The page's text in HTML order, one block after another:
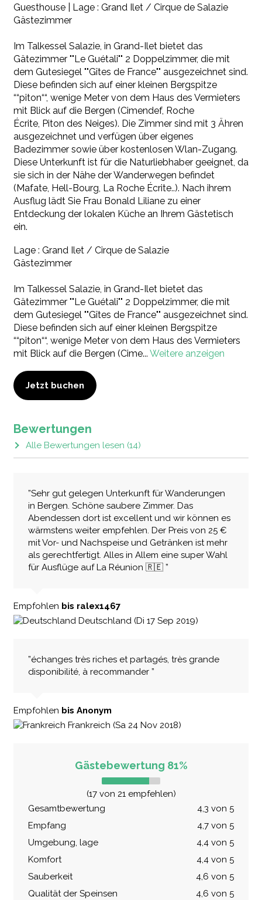
Guesthouse
Lage : Grand Ilet / Cirque de Salazie
Gästezimmer
Im Talkessel Salazie, in Grand-Ilet bietet das
Gätezimmer ""Le Guétali"" 2 Doppelzimmer, die mit
dem Gutesiegel ""Gîtes de France"" ausgezeichnet sind.
Diese befinden sich auf einer kleinen Bergspitze
““piton““, wenige Meter von dem Haus des Vermieters
mit Blick auf die Bergen (Cimendef, Roche
Écrite, Piton des Neiges). Die Zimmer sind mit 3 Ähren
ausgezeichnet und verfügen über eigenes
Badezimmer sowie über kostenlosen Wlan-Zugang.
Diese Unterkunft ist für die Naturliebhaber geeignet, da
sie sich in der Nähe der Wanderwegen befindet
(Mafate, Hell-Bourg, La Roche Écrite..). Nach ihrem
Ausflug lädt Sie Frau Bonald Liliane zu einer
Entdeckung der lokalen Küche an Ihrem Gästetisch
ein.
Lage : Grand Ilet / Cirque de Salazie
Gästezimmer
Im Talkessel Salazie, in Grand-Ilet bietet das
Gätezimmer ""Le Guétali"" 2 Doppelzimmer, die mit
dem Gutesiegel ""Gîtes de France"" ausgezeichnet sind.
Diese befinden sich auf einer kleinen Bergspitze
““piton““, wenige Meter von dem Haus des Vermieters
mit Blick auf die Bergen (Cime... Weitere anzeigen
Jetzt buchen
Bewertungen
Alle Bewertungen lesen (14)
”Sehr gut gelegen Unterkunft für Wanderungen
in Bergen. Schöne saubere Zimmer. Das
Abendessen dort ist excellent und wir können es
wärmstens weiter empfehlen. Der Preis von 25 €
mit Vor- und Nachspeise und Getränken ist mehr
als gerechtfertigt. Alles in Allem eine super Wahl
für Ausflüge auf La Réunion 🇷🇪 ”
Empfohlen bis ralex1467
Deutschland (Di 17 Sep 2019)
”échanges très riches et partagés, très grande
disponibilité, à recommander ”
Empfohlen bis Anonym
Frankreich (Sa 24 Nov 2018)
Gästebewertung 81%
(17 von 21 empfehlen)
Gesamtbewertung
4,3 von 5
Empfang
4,7 von 5
Umgebung, lage
4,4 von 5
Komfort
4,4 von 5
Sauberkeit
4,6 von 5
Qualität der Speinsen
4,6 von 5